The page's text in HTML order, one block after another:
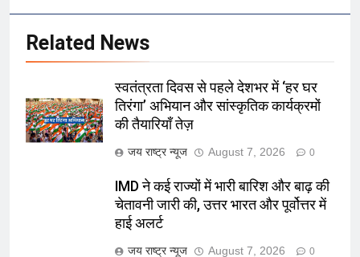
Related News
स्वतंत्रता दिवस से पहले देशभर में ‘हर घर
तिरंगा’ अभियान और सांस्कृतिक कार्यक्रमों
की तैयारियाँ तेज़
जय राष्ट्र न्यूज August 7, 2026 0
IMD ने कई राज्यों में भारी बारिश और बाढ़ की
चेतावनी जारी की, उत्तर भारत और पूर्वोत्तर में
हाई अलर्ट
जय राष्ट्र न्यूज August 7, 2026 0